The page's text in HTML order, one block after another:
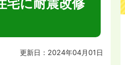
宅に耐震改修
更新日：2024年04月01日